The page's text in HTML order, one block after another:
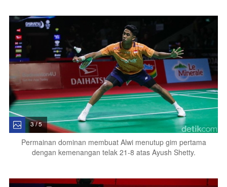
3 / 5
Permainan dominan membuat Alwi menutup gim pertama
dengan kemenangan telak 21-8 atas Ayush Shetty.